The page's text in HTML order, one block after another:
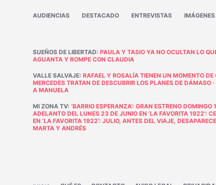
AUDIENCIAS DESTACADO ENTREVISTAS IMÁGENES
SUEÑOS DE LIBERTAD:PAULA Y TASIO YA NO OCULTAN LO
AGUANTA Y ROMPE CON CLAUDIA
VALLE SALVAJE:RAFAEL Y ROSALÍA TIENEN UN MOMENTO
MERCEDES TRATAN DE DESCUBRIR LOS PLANES DE DÁMASO ·
A MANUELA
MI ZONA TV:‘BARRIO ESPERANZA’: GRAN ESTRENO
ADELANTO DEL LUNES 23 DE JUNIO EN ‘LA FAVORITA 1922’:
EN ‘LA FAVORITA 1922’: JULIO, ANTES DEL VIAJE,
MARTA Y ANDRÉS